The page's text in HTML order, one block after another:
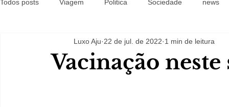
Todos posts Viagem Politica Sociedade news
Vacinação neste
Luxo Aju 22 de jul. de 2022 1 min de leitura